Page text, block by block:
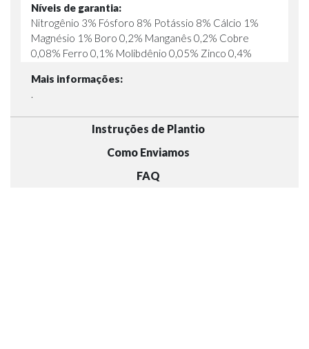
Níveis de garantia:
Nitrogênio 3% Fósforo 8% Potássio 8% Cálcio 1%
Magnésio 1% Boro 0,2% Manganês 0,2% Cobre
0,08% Ferro 0,1% Molibdênio 0,05% Zinco 0,4%
Mais informações:
.
Instruções de Plantio
Como Enviamos
FAQ